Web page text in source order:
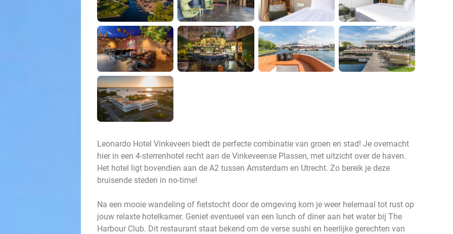
Leonardo Hotel Vinkeveen biedt de perfecte combinatie van groen en stad! Je overnacht
hier in een 4-sterrenhotel recht aan de Vinkeveense Plassen, met uitzicht over de haven.
Het hotel ligt bovendien aan de A2 tussen Amsterdam en Utrecht. Zo bereik je deze
bruisende steden in no-time!
Na een mooie wandeling of fietstocht door de omgeving kom je weer helemaal tot rust op
jouw relaxte hotelkamer. Geniet eventueel van een lunch of diner aan het water bij The
Harbour Club. Dit restaurant staat bekend om de verse sushi en heerlijke gerechten van